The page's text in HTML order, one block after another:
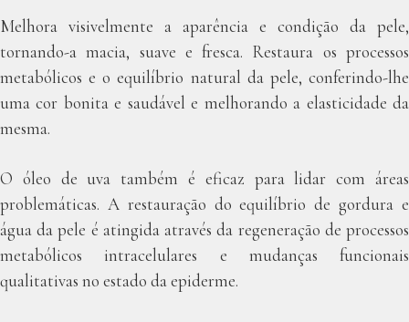
Melhora visivelmente a aparência e condição da pele,
tornando-a macia, suave e fresca. Restaura os processos
metabólicos e o equilíbrio natural da pele, conferindo-lhe
uma cor bonita e saudável e melhorando a elasticidade da
mesma.
O óleo de uva também é eficaz para lidar com áreas
problemáticas. A restauração do equilíbrio de gordura e
água da pele é atingida através da regeneração de processos
metabólicos intracelulares e mudanças funcionais
qualitativas no estado da epiderme.